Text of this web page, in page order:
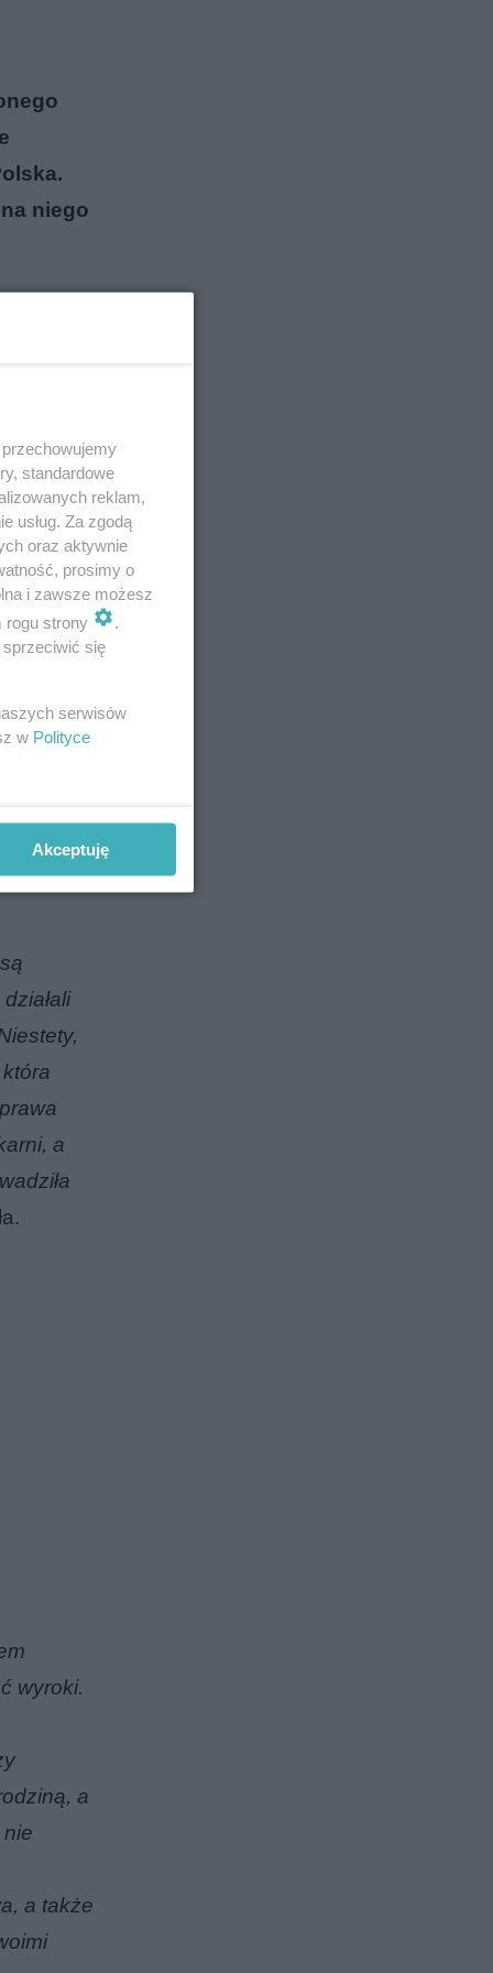
niego
Chodzi
na
a
wyroki.
a
a także
standardowe
reklam,
usług. Za zgodą
oraz aktywnie
prosimy o
i zawsze możesz
rogu strony
.
się
serwisów
w Polityce
Akceptuję